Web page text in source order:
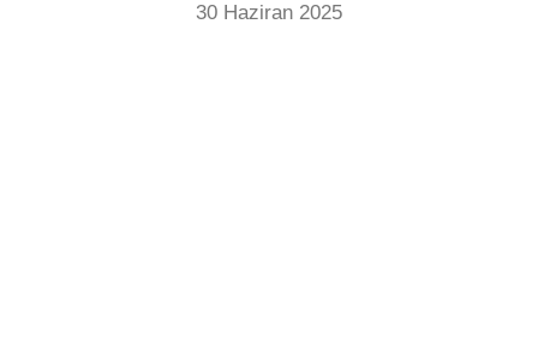
30 Haziran 2025